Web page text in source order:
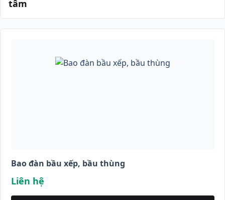
tâm
Bao đàn bầu xếp, bầu thùng
Liên hệ